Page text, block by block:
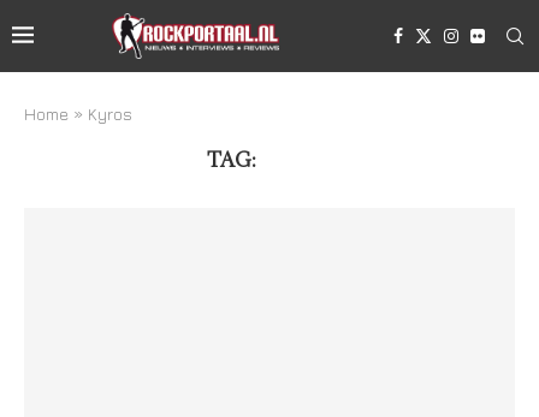
Home » Kyros
TAG: